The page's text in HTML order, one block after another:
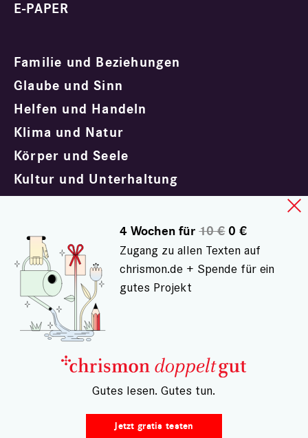
E-PAPER
Familie und Beziehungen
Glaube und Sinn
Helfen und Handeln
Klima und Natur
Körper und Seele
Kultur und Unterhaltung
Trauern und Trösten
Impressum
Datenschutz
Kontakt
AGB doppeltgut
Widerrufsrecht
Vertrag widerrufen
4 Wochen für10 €0 €
Zugang zu allen Texten auf
chrismon.de + Spende für ein
gutes Projekt
– Gutes lesen. Gutes tun.
Jetzt gratis testen